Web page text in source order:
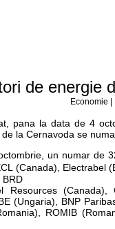
de energie
Economie
pana la data de 4
la Cernavoda se
un numar de
(Canada),
Resources
(Ungaria), BNP
ROMIB